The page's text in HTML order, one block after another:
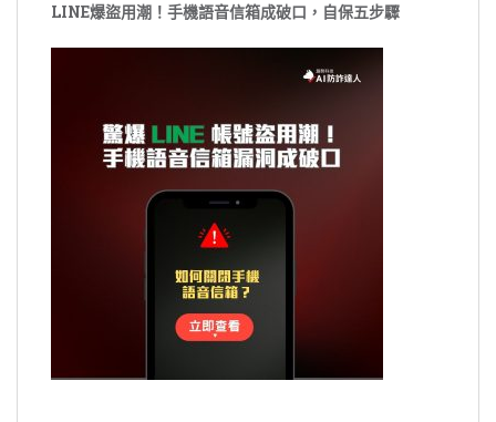
LINE爆盜用潮！手機語音信箱成破口，自保五步驟